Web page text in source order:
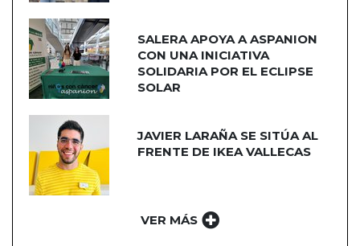
SALERA APOYA A ASPANION
CON UNA INICIATIVA
SOLIDARIA POR EL ECLIPSE
SOLAR
JAVIER LARAÑA SE SITÚA AL
FRENTE DE IKEA VALLECAS
VER MÁS